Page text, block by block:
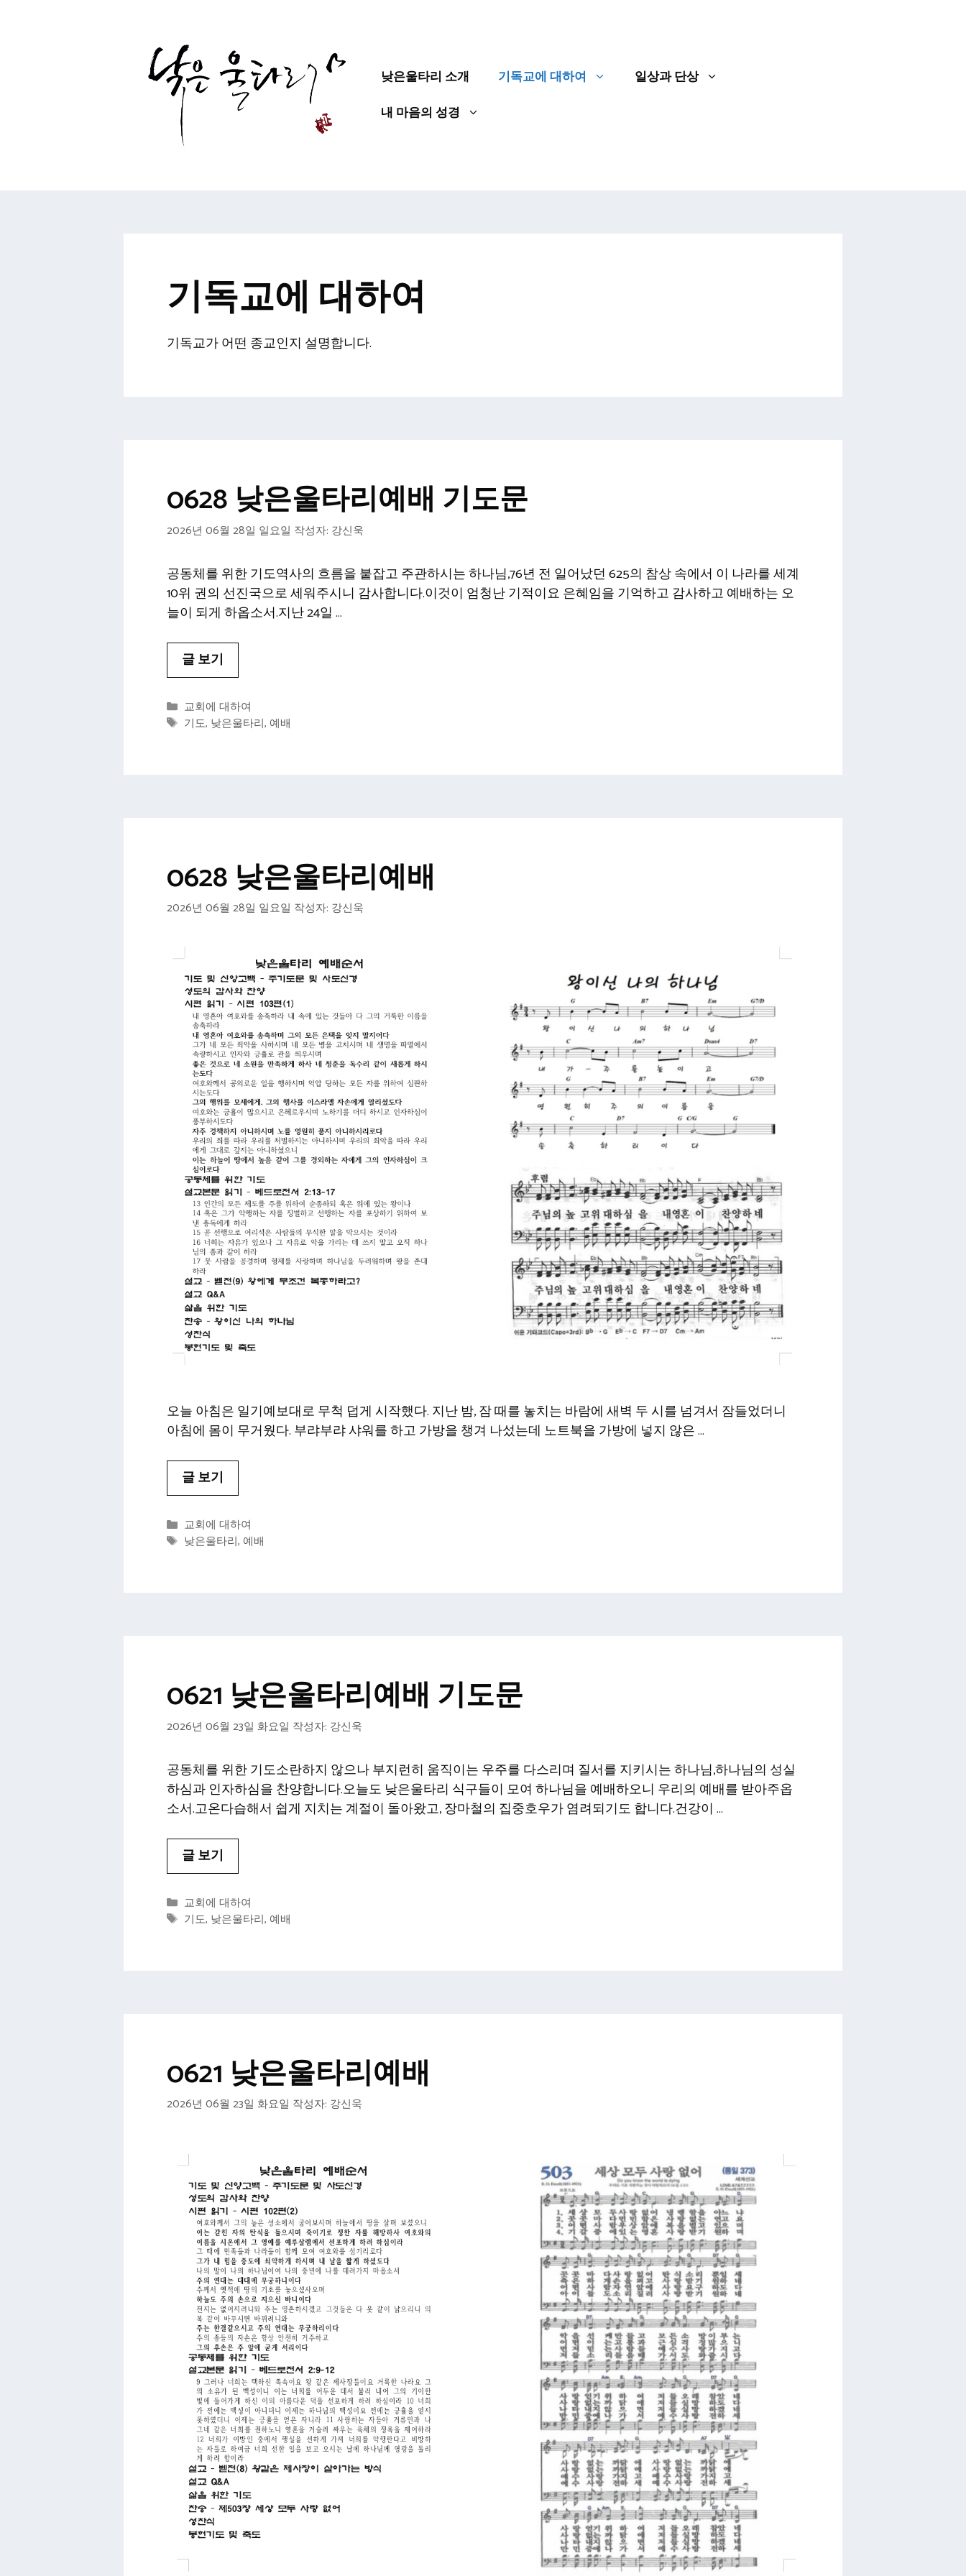
낮은울타리 소개 기독교에 대하여
일상과 단상
내 마음의 성경
기독교에 대하여
기독교가 어떤 종교인지 설명합니다.
0628 낮은울타리예배 기도문
2026년 06월 28일 일요일 작성자: 강신욱
공동체를 위한 기도역사의 흐름을 붙잡고 주관하시는 하나님,76년 전 일어났던 625의 참상 속에서 이 나라를 세계
10위 권의 선진국으로 세워주시니 감사합니다.이것이 엄청난 기적이요 은혜임을 기억하고 감사하고 예배하는 오
늘이 되게 하옵소서.지난 24일 …
글 보기
카
테
교회에 대하여
태
기도, 낮은울타리, 예배
0628 낮은울타리예배
2026년 06월 28일 일요일 작성자: 강신욱
오늘 아침은 일기예보대로 무척 덥게 시작했다. 지난 밤, 잠 때를 놓치는 바람에 새벽 두 시를 넘겨서 잠들었더니
아침에 몸이 무거웠다. 부랴부랴 샤워를 하고 가방을 챙겨 나섰는데 노트북을 가방에 넣지 않은 …
글 보기
카
테
교회에 대하여
태
낮은울타리, 예배
0621 낮은울타리예배 기도문
2026년 06월 23일 화요일 작성자: 강신욱
공동체를 위한 기도소란하지 않으나 부지런히 움직이는 우주를 다스리며 질서를 지키시는 하나님,하나님의 성실
하심과 인자하심을 찬양합니다.오늘도 낮은울타리 식구들이 모여 하나님을 예배하오니 우리의 예배를 받아주옵
소서.고온다습해서 쉽게 지치는 계절이 돌아왔고, 장마철의 집중호우가 염려되기도 합니다.건강이 …
글 보기
카
테
교회에 대하여
태
기도, 낮은울타리, 예배
0621 낮은울타리예배
2026년 06월 23일 화요일 작성자: 강신욱